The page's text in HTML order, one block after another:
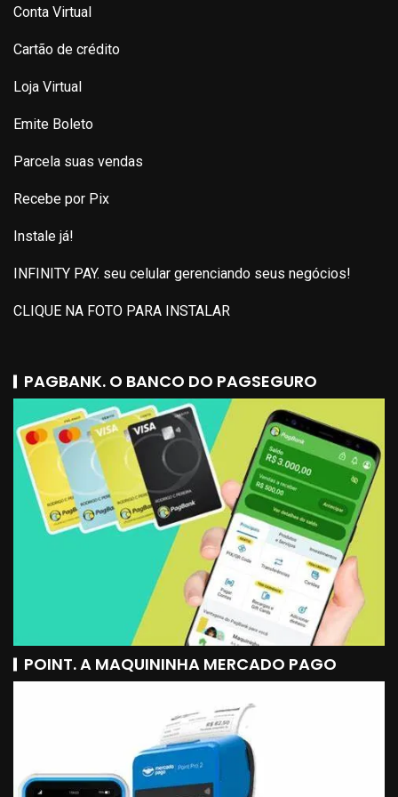
Conta Virtual
Cartão de crédito
Loja Virtual
Emite Boleto
Parcela suas vendas
Recebe por Pix
Instale já!
INFINITY PAY. seu celular gerenciando seus negócios!
CLIQUE NA FOTO PARA INSTALAR
PAGBANK. O BANCO DO PAGSEGURO
POINT. A MAQUININHA MERCADO PAGO